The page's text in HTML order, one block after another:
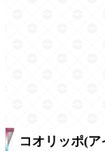
コオリッポ(